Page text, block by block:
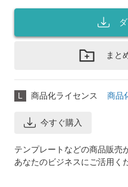
まと
L 商品化ライセンス 商品
今すぐ購入
テンプレートなどの商品販売
あなたのビジネスにご活用く